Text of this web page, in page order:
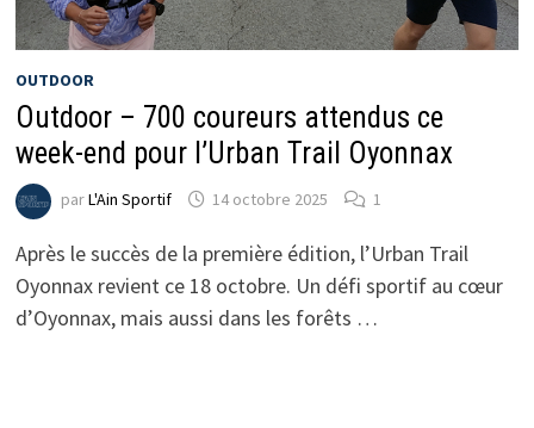
OUTDOOR
Outdoor – 700 coureurs attendus ce
week-end pour l’Urban Trail Oyonnax
parL'Ain Sportif 14 octobre 2025 1
Après le succès de la première édition, l’Urban Trail
Oyonnax revient ce 18 octobre. Un défi sportif au cœur
d’Oyonnax, mais aussi dans les forêts …